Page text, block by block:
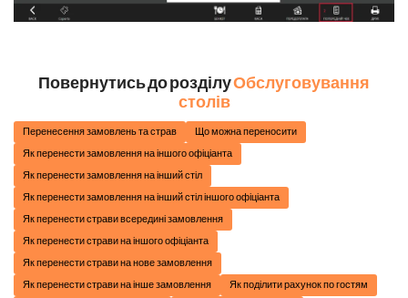
Повернутись до розділуОбслуговування
столів
Перенесення замовлень та страв
Що можна переносити
Як перенести замовлення на іншого офіціанта
Як перенести замовлення на інший стіл
Як перенести замовлення на інший стіл іншого офіціанта
Як перенести страви всередині замовлення
Як перенести страви на іншого офіціанта
Як перенести страви на нове замовлення
Як перенести страви на інше замовлення
Як поділити рахунок по гостям